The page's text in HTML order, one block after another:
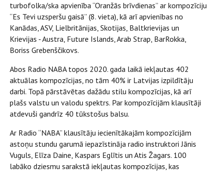
turbofolka/ska apvienība “Oranžās brīvdienas” ar kompozīciju
“Es Tevi uzsperšu gaisā” (8. vieta), kā arī apvienības no
Kanādas, ASV, Lielbritānijas, Skotijas, Baltkrievijas un
Krievijas - Austra, Future Islands, Arab Strap, BarRokka,
Boriss Grebenščikovs.
Abos Radio NABA topos 2020. gada laikā iekļautas 402
aktuālas kompozīcijas, no tām 40% ir Latvijas izpildītāju
darbi. Topā pārstāvētas dažādu stilu kompozīcijas, kā arī
plašs valstu un valodu spektrs. Par kompozīcijām klausītāji
atdevuši gandrīz 40 tūkstošus balsu.
Ar Radio “NABA” klausītāju iecienītākajām kompozīcijām
astoņu stundu garumā iepazīstināja radio instruktori Jānis
Vuguls, Elīza Daine, Kaspars Eglītis un Atis Žagars. 100
labāko dziesmu sarakstā iekļautas kompozīcijas, kas